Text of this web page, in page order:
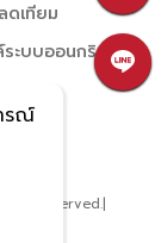
รณ์
ดเทียม
ระบบออนกริด
reserved.|